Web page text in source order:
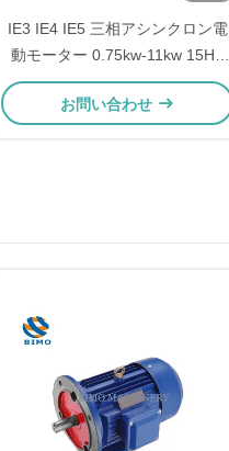
IE3 IE4 IE5 三相アシンクロン電
動モーター 0.75kw-11kw 15HP
10HP 30HP 1400rpm 2800rpm
お問い合わせ